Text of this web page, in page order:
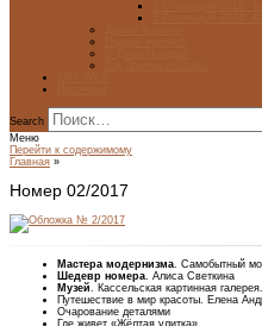
Search
Меню
Перейти к содержимому
Главная »
Номер 02/2017
Мастера модернизма. Самобытный
Шедевр номера. Алиса Светкина
Музей. Кассельская картинная
Путешествие в мир красоты. Елена
Очарование деталями